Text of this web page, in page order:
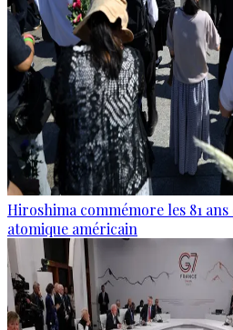
Hiroshima commémore les 81
atomique américain